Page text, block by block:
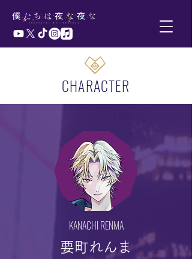
CHARACTER
KANACHI RENMA
要町れんま